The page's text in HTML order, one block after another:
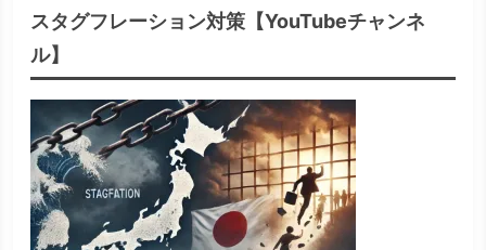
スタグフレーション対策【YouTubeチャンネ
ル】